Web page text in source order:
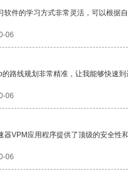
软件的学习方式非常灵活，可以根据
06
路线规划非常精准，让我能够快速到
06
器VPM应用程序提供了顶级的安全性和
06